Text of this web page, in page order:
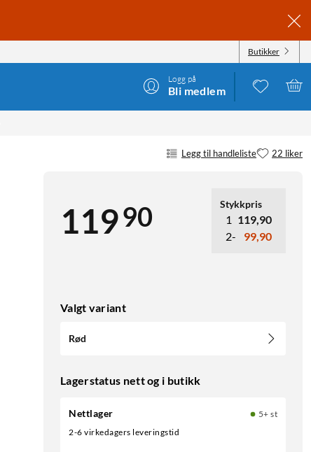
Butikker
Logg på
Bli medlem
Legg til handleliste 22 liker
11990 Stykkpris
1 119,90
2-
99,90
Valgt variant
Rød
Lagerstatus nett og i butikk
Nettlager
5+ st
2-6 virkedagers leveringstid